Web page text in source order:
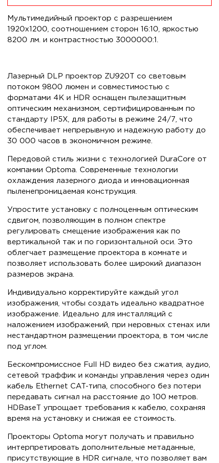
Мультимедийный проектор с разрешением
1920x1200, соотношением сторон 16:10, яркостью
8200 лм. и контрастностью 3000000:1.
Лазерный DLP проектор ZU920T со световым
потоком 9800 люмен и совместимостью с
форматами 4K и HDR оснащен пылезащитным
оптическим механизмом, сертифицированным по
стандарту IP5X, для работы в режиме 24/7, что
обеспечивает непрерывную и надежную работу до
30 000 часов в экономичном режиме.
Передовой стиль жизни с технологией DuraCore от
компании Optoma. Современные технологии
охлаждения лазерного диода и инновационная
пыленепроницаемая конструкция.
Упростите установку с полноценным оптическим
сдвигом, позволяющим в полном спектре
регулировать смещение изображения как по
вертикальной так и по горизонтальной оси. Это
облегчает размещение проектора в комнате и
позволяет использовать более широкий диапазон
размеров экрана.
Индивидуально корректируйте каждый угол
изображения, чтобы создать идеально квадратное
изображение. Идеально для инсталляций с
наложением изображений, при неровных стенах или
нестандартном размещении проектора, в том числе
под углом.
Бескомпромиссное Full HD видео без сжатия, аудио,
сетевой траффик и команды управления через один
кабель Ethernet CAT-типа, способного без потери
передавать сигнал на расстояние до 100 метров.
HDBaseT упрощает требования к кабелю, сохраняя
время на установку и снижая ее стоимоcть.
Проекторы Optoma могут получать и правильно
интерпретировать дополнительные метаданные,
присутствующие в HDR сигнале, что позволяет вам